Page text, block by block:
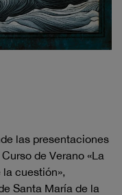
las presentaciones
de Verano «La
cuestión»,
Santa María de la